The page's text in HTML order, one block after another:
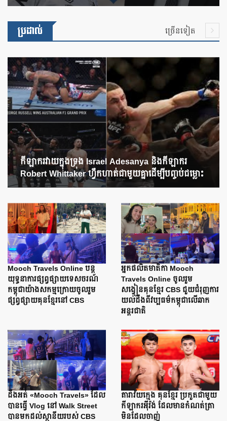
ប្រដាល់ ច្រើនទៀត
កីឡាករវាយក្នុងទ្រុង Israel Adesanya និងកីឡាករ
Robert Whittaker ហ្វឹកហាត់ជាមួយគ្នាដើម្បីបញ្ចប់ជម្លោះ
Mooch Travels Online បន្ត
យុទ្ធនាការផ្សព្វផ្សាយទេសចរណ៍
កម្ពុជាយ៉ាងសកម្មក្រោយចូលរួម
ផ្សព្វផ្សាយគុនខ្មែរនៅ CBS
អ្នកផលិតមាតិកា Mooch
Travels Online ចូលរួម
សង្វៀនគុនខ្មែរ CBS ជួយជំរុញការ
យល់ដឹងពីវប្បធម៌កម្ពុជាលើឆាក
អន្តរជាតិ
ដឹងអត់ «Mooch Travels» ដែល
បានធ្វើ Vlog នៅ Walk Street
បានមកដល់ស្ថានីយរបស់ CBS
តារាវ័យក្មេង គុនខ្មែរ ប្រកួតជាមួយ
កីឡាករអ៊ីរ៉ង់ ដែលមានកំណត់ត្រា
មិនដែលចាញ់